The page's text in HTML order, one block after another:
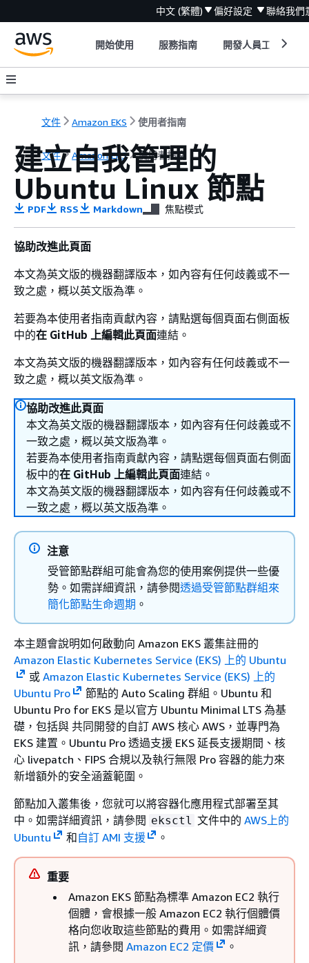
中文 (繁體) 偏好設定 聯絡我們
開始使用 服務指南 開發人員工具
文件 Amazon EKS 使用者指南
文件 Amazon EKS 使用者指南
建立自我管理的
Ubuntu Linux 節點
PDF RSS Markdown 焦點模式
協助改進此頁面
本文為英文版的機器翻譯版本，如內容有任何歧義或不一
致之處，概以英文版為準。
若要為本使用者指南貢獻內容，請點選每個頁面右側面板
中的在 GitHub 上編輯此頁面連結。
本文為英文版的機器翻譯版本，如內容有任何歧義或不一
致之處，概以英文版為準。
協助改進此頁面
本文為英文版的機器翻譯版本，如內容有任何歧義或不
一致之處，概以英文版為準。
若要為本使用者指南貢獻內容，請點選每個頁面右側面
板中的在 GitHub 上編輯此頁面連結。
本文為英文版的機器翻譯版本，如內容有任何歧義或不
一致之處，概以英文版為準。
注意
受管節點群組可能會為您的使用案例提供一些優
勢。如需詳細資訊，請參閱透過受管節點群組來
簡化節點生命週期 。
本主題會說明如何啟動向 Amazon EKS 叢集註冊的
Amazon Elastic Kubernetes Service (EKS) 上的 Ubuntu
或 Amazon Elastic Kubernetes Service (EKS) 上的
Ubuntu Pro
節點的 Auto Scaling 群組。Ubuntu 和
Ubuntu Pro for EKS 是以官方 Ubuntu Minimal LTS 為基
礎，包括與 共同開發的自訂 AWS 核心 AWS，並專門為
EKS 建置。Ubuntu Pro 透過支援 EKS 延長支援期間、核
心 livepatch、FIPS 合規以及執行無限 Pro 容器的能力來
新增額外的安全涵蓋範圍。
節點加入叢集後，您就可以將容器化應用程式部署至其
中。如需詳細資訊，請參閱 eksctl 文件中的 AWS上的
Ubuntu
和自訂 AMI 支援 。
重要
Amazon EKS 節點為標準 Amazon EC2 執行
個體，會根據一般 Amazon EC2 執行個體價
格向您收取這些節點的費用。如需詳細資
訊，請參閱 Amazon EC2 定價
。